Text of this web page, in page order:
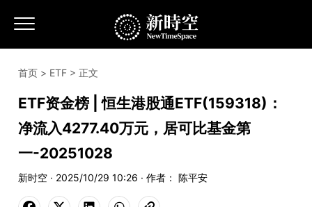
首页 > ETF > 正文
ETF资金榜 | 恒生港股通ETF(159318)：
净流入4277.40万元，居可比基金第
一-20251028
新时空 · 2025/10/29 10:26 · 作者： 陈平安